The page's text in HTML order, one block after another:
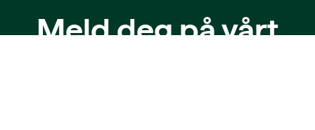
Meld deg på vårt